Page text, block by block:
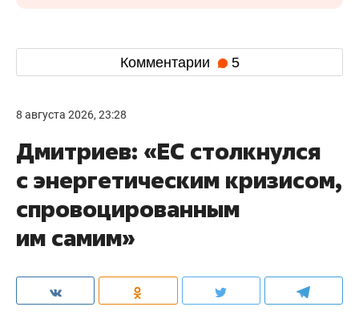
Комментарии 5
8 августа 2026, 23:28
Дмитриев: «ЕС столкнулся
с энергетическим кризисом,
спровоцированным
им самим»